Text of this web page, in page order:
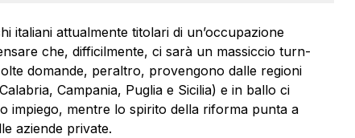
italiani attualmente titolari di un’occupazione
che, difficilmente, ci sarà un massiccio turn-
domande, peraltro, provengono dalle regioni
Campania, Puglia e Sicilia) e in ballo ci
impiego, mentre lo spirito della riforma punta a
aziende private.